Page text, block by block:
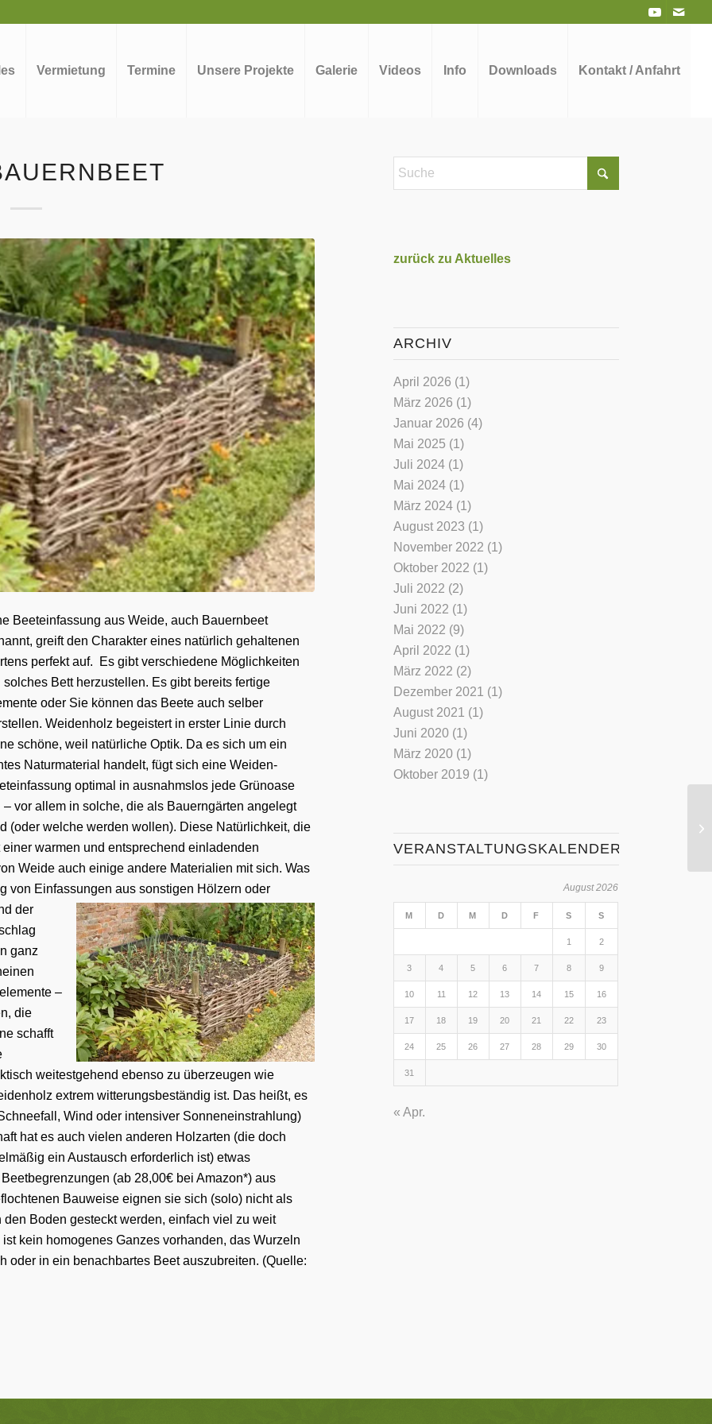
Vermietung Termine Unsere Projekte Galerie Videos Info Downloads Kontakt / Anfahrt
Beeteinfassung aus Weide, auch Bauernbeet
greift den Charakter eines natürlich gehaltenen
perfekt auf. Es gibt verschiedene Möglichkeiten
solches Bett herzustellen. Es gibt bereits fertige
oder Sie können das Beete auch selber
Weidenholz begeistert in erster Linie durch
schöne, weil natürliche Optik. Da es sich um ein
Naturmaterial handelt, fügt sich eine Weiden-
optimal in ausnahmslos jede Grünoase
– vor allem in solche, die als Bauerngärten angelegt
(oder welche werden wollen). Diese Natürlichkeit, die
einer warmen und entsprechend einladenden
Weide auch einige andere Materialien mit sich. Was
von Einfassungen aus sonstigen Hölzern oder
der
ganz
–
die
schafft
weitestgehend ebenso zu überzeugen wie
extrem witterungsbeständig ist. Das heißt, es
Wind oder intensiver Sonneneinstrahlung)
hat es auch vielen anderen Holzarten (die doch
ein Austausch erforderlich ist) etwas
(ab 28,00€ bei Amazon*) aus
Bauweise eignen sie sich (solo) nicht als
Boden gesteckt werden, einfach viel zu weit
kein homogenes Ganzes vorhanden, das Wurzeln
oder in ein benachbartes Beet auszubreiten. (Quelle:
zurück zu Aktuelles
ARCHIV
April 2026 (1)
März 2026 (1)
Januar 2026 (4)
Mai 2025 (1)
Juli 2024(1)
Mai 2024(1)
März 2024(1)
August 2023 (1)
November 2022 (1)
Oktober 2022 (1)
Juli 2022 (2)
Juni 2022 (1)
Mai 2022 (9)
April 2022 (1)
März 2022 (2)
Dezember 2021 (1)
August 2021 (1)
Juni 2020(1)
März 2020(1)
Oktober 2019 (1)
VERANSTALTUNGSKALENDER
August 2026
M D M D F S S
1 2
3 4 5 6 7 8 9
10 11 12 13 14 15 16
17 18 19 20 21 22 23
24 25 26 27 28 29 30
31
« Apr.